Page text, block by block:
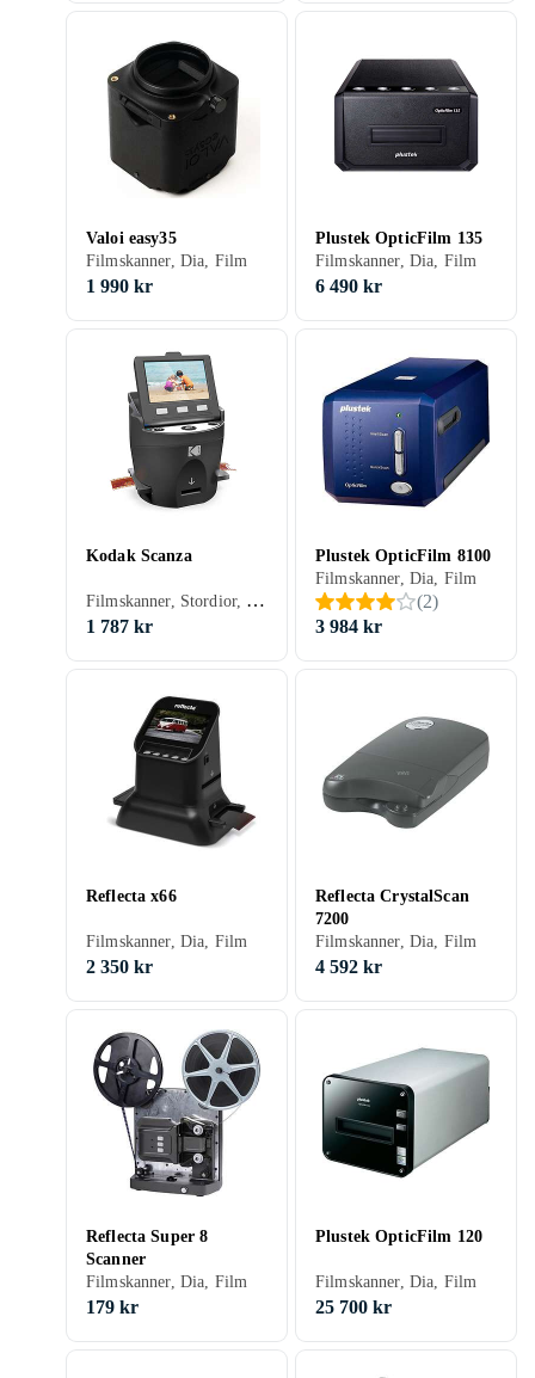
Valoi easy35
Filmskanner, Dia, Film
1 990 kr
Plustek OpticFilm 135
Filmskanner, Dia, Film
6 490 kr
Kodak Scanza
Filmskanner, Stordior, Dia, Film
1 787 kr
Plustek OpticFilm 8100
Filmskanner, Dia, Film
(2)
3 984 kr
Reflecta x66
Filmskanner, Dia, Film
2 350 kr
Reflecta CrystalScan
7200
Filmskanner, Dia, Film
4 592 kr
Reflecta Super 8
Scanner
Filmskanner, Dia, Film
179 kr
Plustek OpticFilm 120
Filmskanner, Dia, Film
25 700 kr